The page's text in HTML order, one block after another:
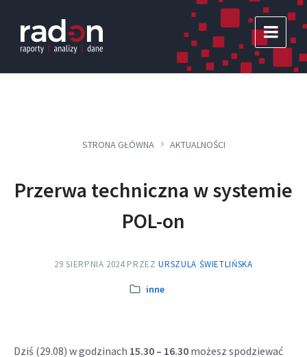
content
main
navigation
footer
STRONA GŁÓWNA AKTUALNOŚCI
Przerwa techniczna w systemie
POL-on
29 SIERPNIA 2024 PRZEZURSZULA ŚWIETLIŃSKA
Kategoria:
inne
Dziś (29.08) w godzinach 15.30 – 16.30 możesz spodziewać